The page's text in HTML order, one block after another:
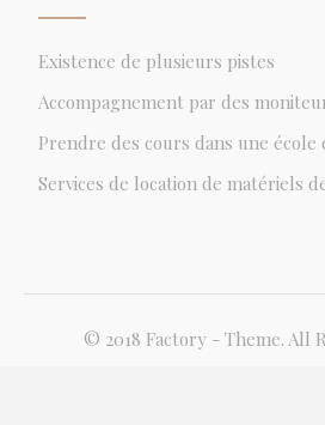
Existence de plusieurs pistes
Accompagnement par des
Prendre des cours dans une école
Services de location de matériels
© 2018 Factory - Theme. All